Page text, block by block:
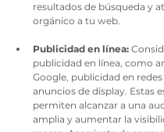
resultados de búsqueda y
orgánico a tu web.
Publicidad en línea:
publicidad en línea, como
Google, publicidad en redes
anuncios de display. Estas
permiten alcanzar a una
amplia y aumentar la